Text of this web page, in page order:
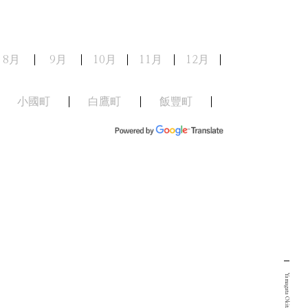
8月 9月 10月 11月 12月
小國町 白鷹町 飯豐町